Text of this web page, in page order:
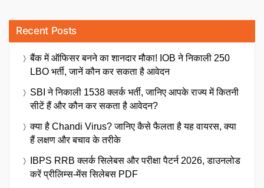
Recent Posts
बैंक में ऑफिसर बनने का शानदार मौका! IOB ने निकाली 250
LBO भर्ती, जानें कौन कर सकता है आवेदन
SBI ने निकाली 1538 क्लर्क भर्ती, जानिए आपके राज्य में कितनी
सीटें हैं और कौन कर सकता है आवेदन?
क्या है Chandi Virus? जानिए कैसे फैलता है यह वायरस, क्या
हैं लक्षण और बचाव के तरीके
IBPS RRB क्लर्क सिलेबस और परीक्षा पैटर्न 2026, डाउनलोड
करें प्रीलिम्स-मेंस सिलेबस PDF